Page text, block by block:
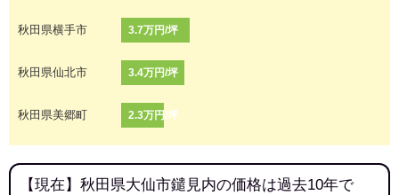
秋田県横手市 3.7万円/坪
秋田県仙北市 3.4万円/坪
秋田県美郷町 2.3万円/坪
【現在】秋田県大仙市鑓見内の価格は過去10年で